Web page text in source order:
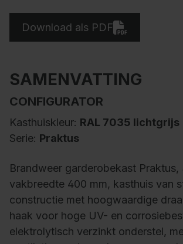
Download als PDF
SAMENVATTING
CONFIGURATOR
Kasthuiskleur: RAL 7035 lichtgrijs
Serie: Praktus
Brandweer garderobekast Praktus,
vakbreedte 400 mm, kasthuis van
constructie met hoogwaardige
haak voor hoge UV- en
elektrolytisch verzinkt onderstel,